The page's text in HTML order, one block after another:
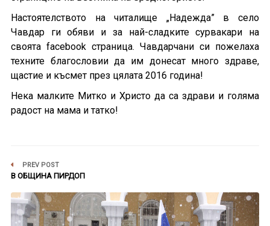
Настоятелството на читалище „Надежда” в село
Чавдар ги обяви и за най-сладките сурвакари на
своята facebook страница. Чавдарчани си пожелаха
техните благословии да им донесат много здраве,
щастие и късмет през цялата 2016 година!
Нека малките Митко и Христо да са здрави и голяма
радост на мама и татко!
PREV POST
В ОБЩИНА ПИРДОП